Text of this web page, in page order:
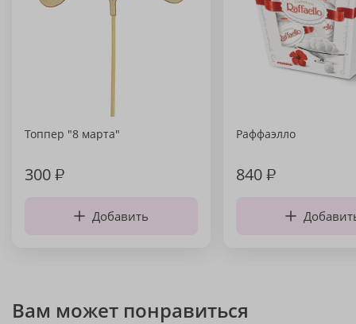
Топпер "8 марта"
300₽
Добавить
Раффаэлло
840₽
Вам может понравиться